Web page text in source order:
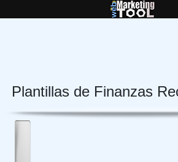
Plantillas de Finanzas